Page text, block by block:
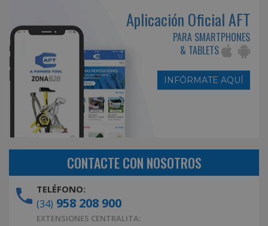
Aplicación Oficial AFT
PARA SMARTPHONES
& TABLETS
INFÓRMATE AQUÍ
CONTACTE CON NOSOTROS
TELÉFONO:
(34) 958 208 900
EXTENSIONES CENTRALITA: